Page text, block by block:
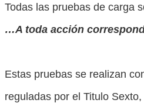
Todas las pruebas de carga
…A toda acción
Estas pruebas se realizan
reguladas por el Titulo